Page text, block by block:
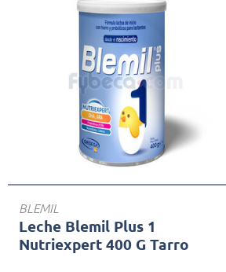
BLEMIL
Leche Blemil Plus 1
Nutriexpert 400 G Tarro